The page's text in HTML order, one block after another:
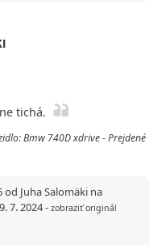
tichá.
Bmw 740D xdrive - Prejdené
od Juha Salomäki na
7. 2024- zobraziť originál